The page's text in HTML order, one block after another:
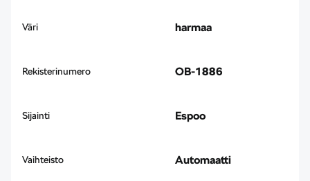
Väri harmaa
Rekisterinumero OB-1886
Sijainti Espoo
Vaihteisto Automaatti